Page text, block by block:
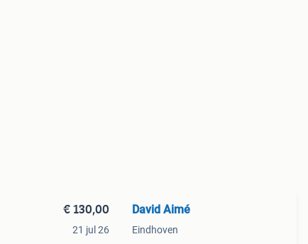
€ 130,00
21 jul 26
David Aimé
Eindhoven